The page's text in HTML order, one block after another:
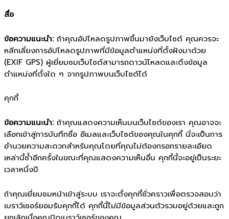
สื่อ
ข้อความแนะนำ: ถ้าคุณอัปโหลดรูปภาพขึ้นมายังเว็บไซต์ คุณควรจะ
หลีกเลี่ยงการอัปโหลดรูปภาพที่มีข้อมูลตำแหน่งที่ตั้งฝังมาด้วย
(EXIF GPS) ผู้เยี่ยมชมเว็บไซต์สามารถดาวน์โหลดและดึงข้อมูล
ตำแหน่งที่ตั้งใด ๆ จากรูปภาพบนเว็บไซต์ได้
คุกกี้
ข้อความแนะนำ: ถ้าคุณแสดงความเห็นบนเว็บไซต์ของเรา คุณอาจจะ
เลือกเข้าสู่การบันทึกชื่อ อีเมลและเว็บไซต์ของคุณในคุกกี้ นี่จะเป็นการ
อำนวยความสะดวกสำหรับคุณโดยที่คุณไม่ต้องกรอกรายละเอียด
เหล่านี้ซ้ำอีกครั้งในขณะที่คุณแสดงความเห็นอื่น คุกกี้นี้จะอยู่เป็นระยะ
เวลาหนึ่งปี
ถ้าคุณเยี่ยมชมหน้าเข้าสู่ระบบ เราจะตั้งคุกกี้ชั่วคราวเพื่อตรวจสอบว่า
เบราว์เซอร์ยอมรับคุกกี้ได้ คุกกี้นี้ไม่มีข้อมูลส่วนตัวรวมอยู่ด้วยและถูก